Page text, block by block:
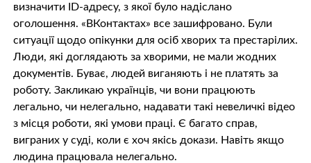
визначити ID-адресу, з якої було надіслано
оголошення. «ВКонтактах» все зашифровано. Були
ситуації щодо опікунки для осіб хворих та престарілих.
Люди, які доглядають за хворими, не мали жодних
документів. Буває, людей виганяють і не платять за
роботу. Закликаю українців, чи вони працюють
легально, чи нелегально, надавати такі невеличкі відео
з місця роботи, які умови праці. Є багато справ,
виграних у суді, коли є хоч якісь докази. Навіть якщо
людина працювала нелегально.